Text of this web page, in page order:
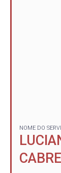
NOME DO